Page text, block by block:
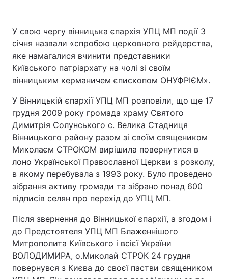
У свою чергу вінницька єпархія УПЦ МП події 3
січня назвали «спробою церковного рейдерства,
яке намагалися вчинити представники
Київського патріархату на чолі зі своїм
вінницьким керманичем єпископом ОНУФРІЄМ».
У Вінницькій єпархії УПЦ МП розповіли, що ще 17
грудня 2009 року громада храму Святого
Димитрія Солунського с. Велика Стадниця
Вінницького району разом зі своїм священиком
Миколаєм СТРОКОМ вирішила повернутися в
лоно Української Православної Церкви з розколу,
в якому перебувала з 1993 року. Було проведено
зібрання активу громади та зібрано понад 600
підписів селян про перехід до УПЦ МП.
Після звернення до Вінницької єпархії, а згодом і
до Предстоятеля УПЦ МП Блаженнішого
Митрополита Київського і всієї України
ВОЛОДИМИРА, о.Миколай СТРОК 24 грудня
повернувся з Києва до своєї пастви священиком